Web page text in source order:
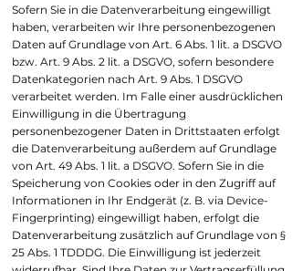
Sofern Sie in die Datenverarbeitung eingewilligt
haben, verarbeiten wir Ihre personenbezogenen
Daten auf Grundlage von Art. 6 Abs. 1 lit. a DSGVO
bzw. Art. 9 Abs. 2 lit. a DSGVO, sofern besondere
Datenkategorien nach Art. 9 Abs. 1 DSGVO
verarbeitet werden. Im Falle einer ausdrücklichen
Einwilligung in die Übertragung
personenbezogener Daten in Drittstaaten erfolgt
die Datenverarbeitung außerdem auf Grundlage
von Art. 49 Abs. 1 lit. a DSGVO. Sofern Sie in die
Speicherung von Cookies oder in den Zugriff auf
Informationen in Ihr Endgerät (z. B. via Device-
Fingerprinting) eingewilligt haben, erfolgt die
Datenverarbeitung zusätzlich auf Grundlage von §
25 Abs. 1 TDDDG. Die Einwilligung ist jederzeit